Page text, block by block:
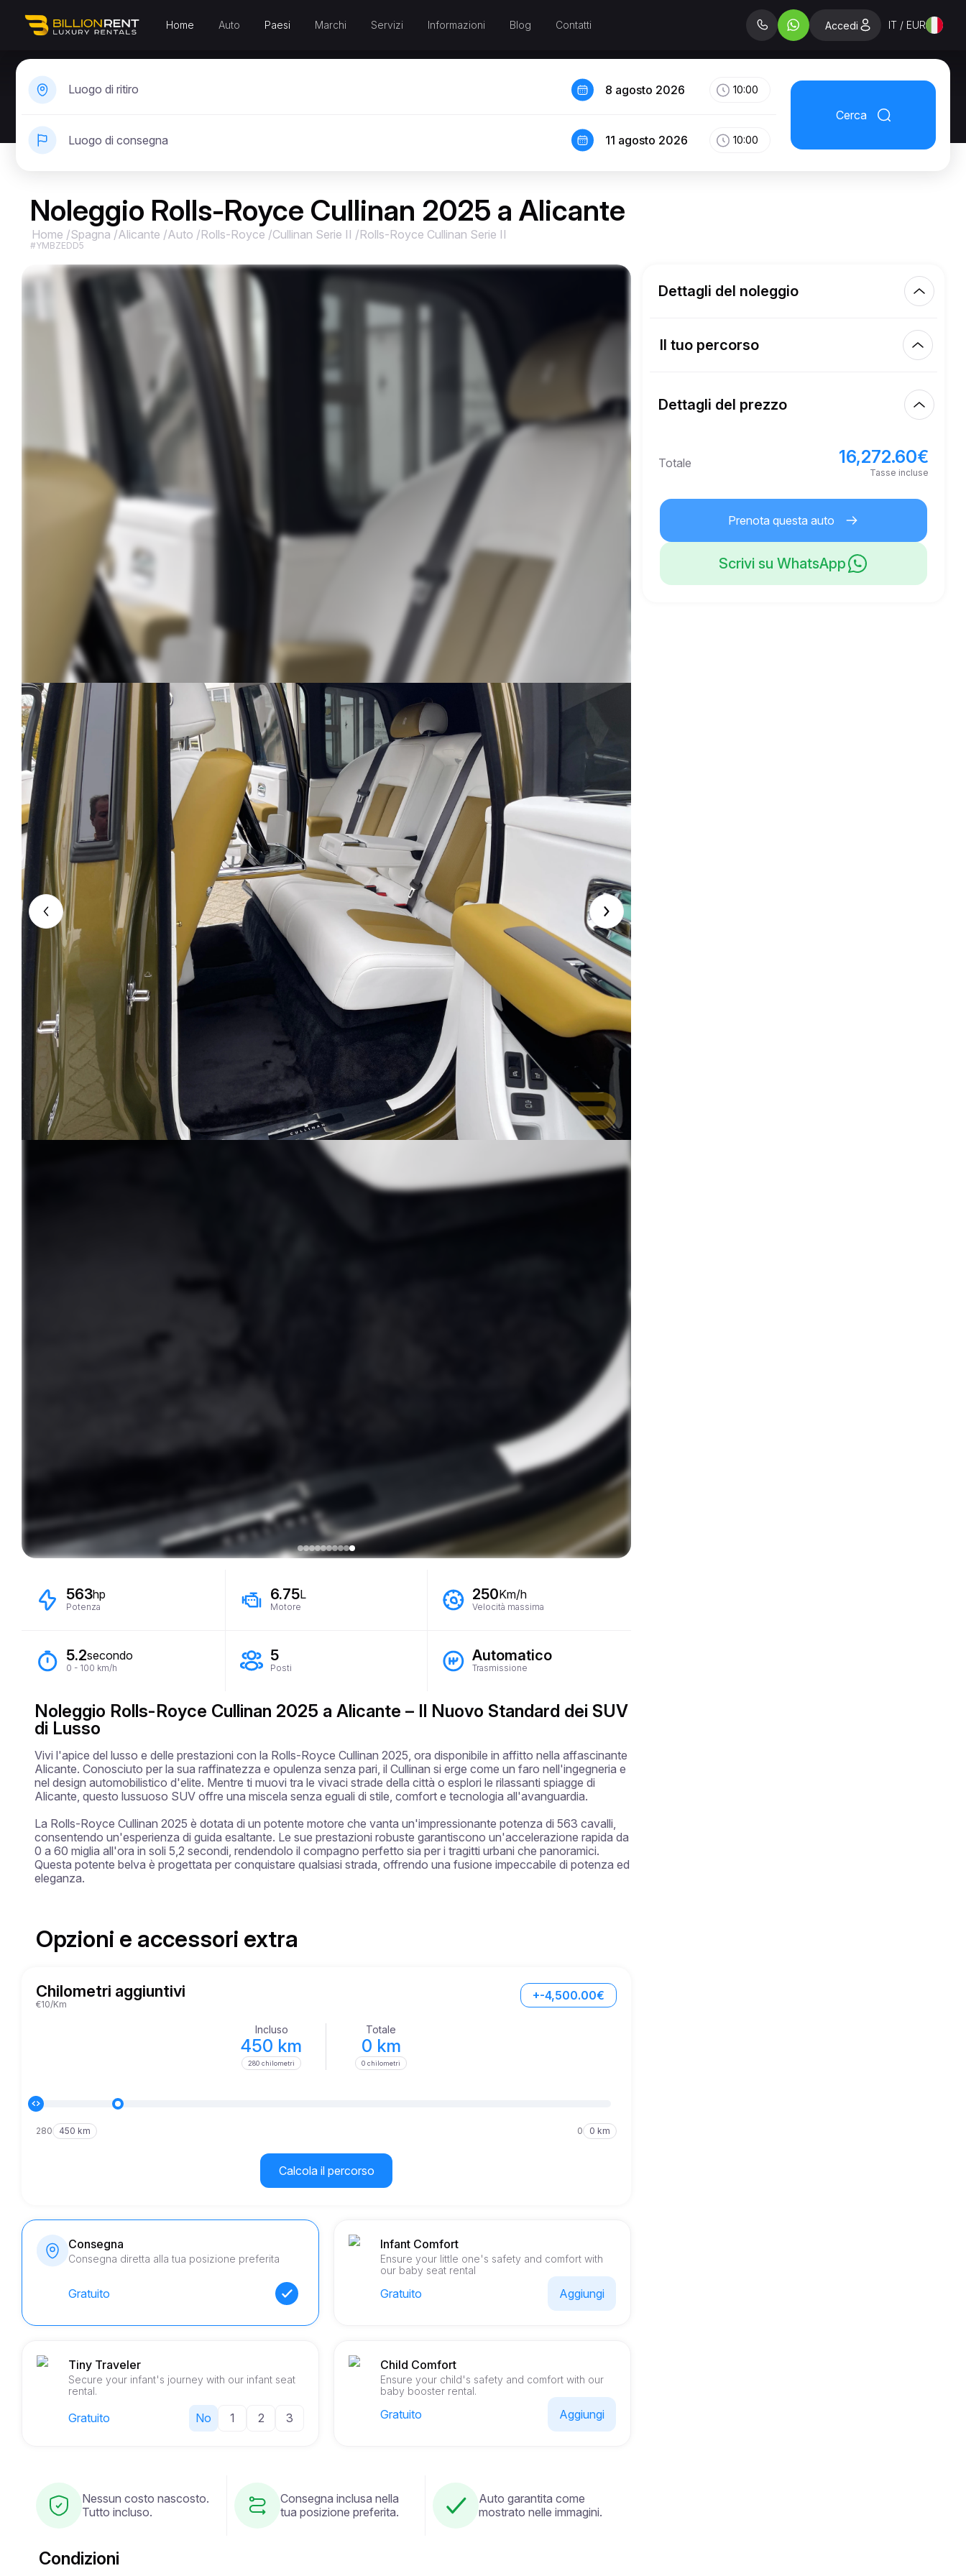
Home Auto Paesi Marchi Servizi Informazioni Blog Contatti Accedi IT / EUR
Luogo di ritiro
Luogo di consegna
8 agosto 2026 10:00
11 agosto 2026 10:00
Cerca
Noleggio Rolls-Royce Cullinan 2025 a Alicante
Home /Spagna /Alicante /Auto /Rolls-Royce /Cullinan Serie II /Rolls-Royce Cullinan Serie II
#YMBZEDD5
563hp
Potenza
6.75L
Motore
250Km/h
Velocità massima
5.2secondo
0 - 100 km/h
5
Posti
Automatico
Trasmissione
Noleggio Rolls-Royce Cullinan 2025 a Alicante – Il Nuovo Standard dei SUV
di Lusso
Vivi l'apice del lusso e delle prestazioni con la Rolls-Royce Cullinan 2025, ora disponibile in affitto nella affascinante
Alicante. Conosciuto per la sua raffinatezza e opulenza senza pari, il Cullinan si erge come un faro nell'ingegneria e
nel design automobilistico d'elite. Mentre ti muovi tra le vivaci strade della città o esplori le rilassanti spiagge di
Alicante, questo lussuoso SUV offre una miscela senza eguali di stile, comfort e tecnologia all'avanguardia.
La Rolls-Royce Cullinan 2025 è dotata di un potente motore che vanta un'impressionante potenza di 563 cavalli,
consentendo un'esperienza di guida esaltante. Le sue prestazioni robuste garantiscono un'accelerazione rapida da
0 a 60 miglia all'ora in soli 5,2 secondi, rendendolo il compagno perfetto sia per i tragitti urbani che panoramici.
Questa potente belva è progettata per conquistare qualsiasi strada, offrendo una fusione impeccabile di potenza ed
eleganza.
Opzioni e accessori extra
Chilometri aggiuntivi
€10/Km
+-4,500.00€
Incluso
450 km
280 chilometri
Totale
0 km
0 chilometri
280 450 km 0 0 km
Calcola il percorso
Consegna
Consegna diretta alla tua posizione preferita
Gratuito
Infant Comfort
Ensure your little one's safety and comfort with
our baby seat rental
Gratuito Aggiungi
Tiny Traveler
Secure your infant's journey with our infant seat
rental.
Gratuito No 1 2 3
Child Comfort
Ensure your child's safety and comfort with our
baby booster rental.
Gratuito Aggiungi
Nessun costo nascosto.
Tutto incluso.
Consegna inclusa nella
tua posizione preferita.
Auto garantita come
mostrato nelle immagini.
Condizioni
Dettagli del noleggio
450.00
21
20,000.00 €
Il tuo percorso
Fine
Dettagli del prezzo
Totale
16,272.60€
Tasse incluse
Prenota questa auto
Scrivi su WhatsApp